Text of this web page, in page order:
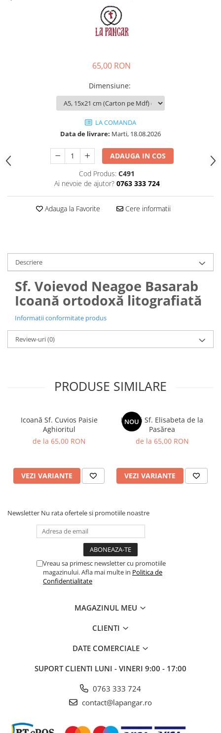
65,00 RON
Dimensiune:
LA COMANDA
Data de livrare: Marti, 18.08.2026
ADAUGA IN COS
Cod Produs: C491
Ai nevoie de ajutor? 0763 333 724
Adauga la Favorite Cere informatii
Descriere
Sf. Voievod Neagoe Basarab
Icoană ortodoxă litografiată
Informatii conformitate produs
Review-uri(0)
PRODUSE SIMILARE
Icoană Sf. Cuvios Paisie
Aghioritul
de la 65,00 RON
VEZI VARIANTE
NOU
Icoană Sf. Elisabeta de la
Pasărea
de la 65,00 RON
VEZI VARIANTE
Newsletter Nu rata ofertele si promotiile noastre
Vreau sa primesc newsletter cu promotiile
magazinului. Afla mai multe in Politica de
Confidentialitate
MAGAZINUL MEU
CLIENTI
DATE COMERCIALE
SUPORT CLIENTI LUNI - VINERI 9:00 - 17:00
0763 333 724
contact@lapangar.ro